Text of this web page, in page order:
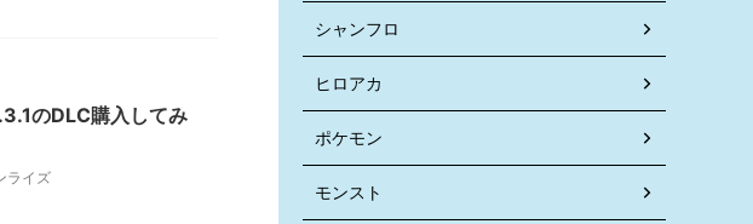
のDLC購入してみ
ライズ
シャンフロ
ヒロアカ
ポケモン
モンスト